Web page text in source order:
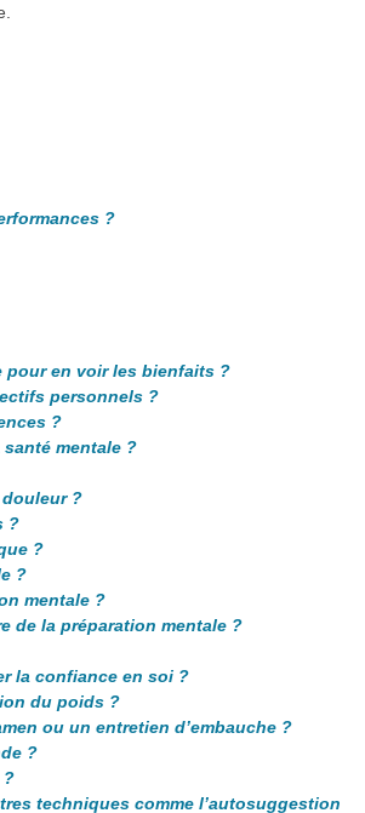
?
pour en voir les bienfaits ?
personnels ?
?
mentale ?
?
?
?
?
mentale ?
de la préparation mentale ?
la confiance en soi ?
du poids ?
ou un entretien d’embauche ?
?
?
techniques comme l’autosuggestion